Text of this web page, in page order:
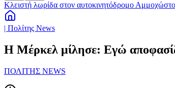
Κλειστή λωρίδα στον αυτοκινητόδρομο
| Πολίτης News
Η Μέρκελ μίλησε: Εγώ
ΠΟΛΙΤΗΣ NEWS